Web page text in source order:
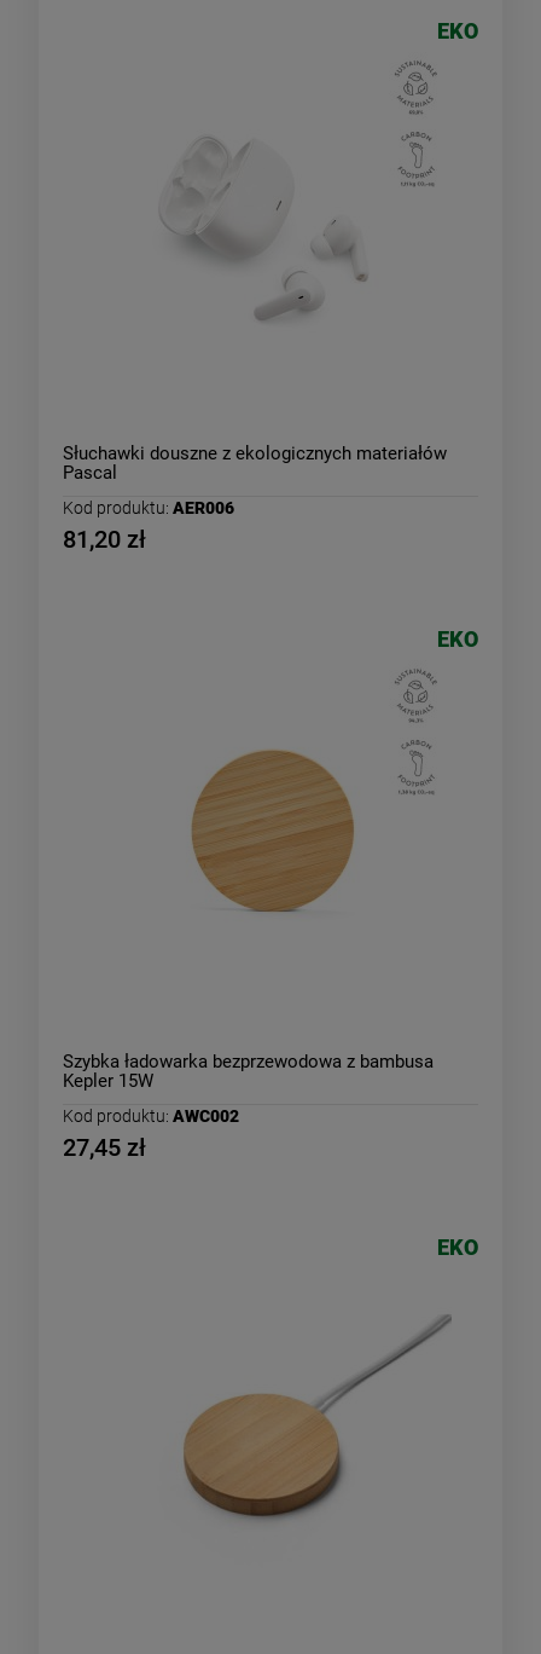
Słuchawki douszne z ekologicznych materiałów
Pascal
Kod produktu: AER006
81,20 zł
EKO
Szybka ładowarka bezprzewodowa z bambusa
Kepler 15W
Kod produktu: AWC002
27,45 zł
EKO
EKO